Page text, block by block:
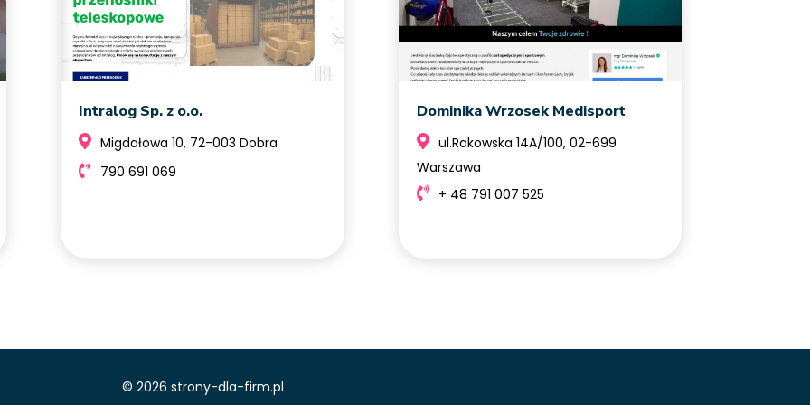
Intralog Sp. z o.o.
Migdałowa 10, 72-003 Dobra
790 691 069
Dominika Wrzosek Medisport
ul.Rakowska 14A/100, 02-699
Warszawa
+ 48 791 007 525
© 2026 strony-dla-firm.pl